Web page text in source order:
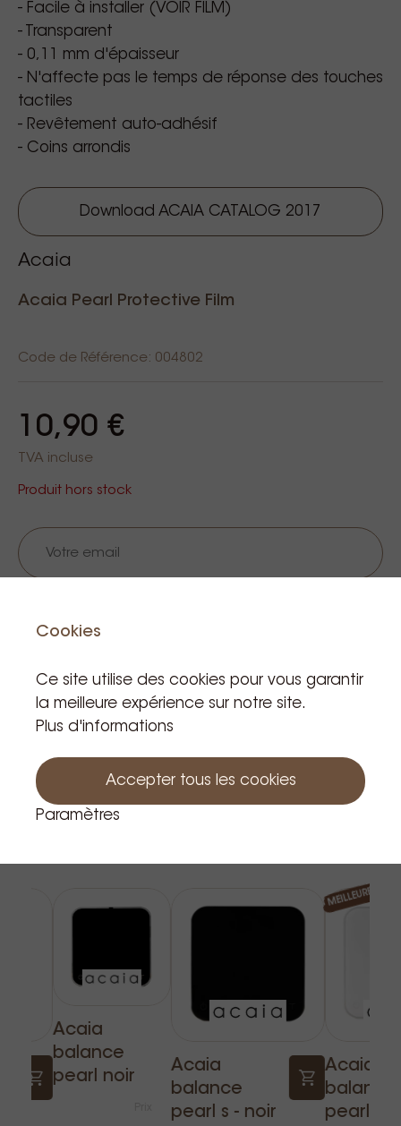
- Facile à installer (VOIR FILM)
- Transparent
- 0,11 mm d'épaisseur
- N'affecte pas le temps de réponse des touches
tactiles
- Revêtement auto-adhésif
- Coins arrondis
Download ACAIA CATALOG 2017
Acaia
Acaia Pearl Protective Film
Code de Référence: 004802
10,90 €
TVA incluse
Produit hors stock
Acaia
balance
pearl noir
Acaia
balance
pearl s - noir
MEILLEURE
Acaia
balance
pearl s -
Cookies
Ce site utilise des cookies pour vous garantir
la meilleure expérience sur notre site.
Plus d'informations
Accepter tous les cookies
Paramètres